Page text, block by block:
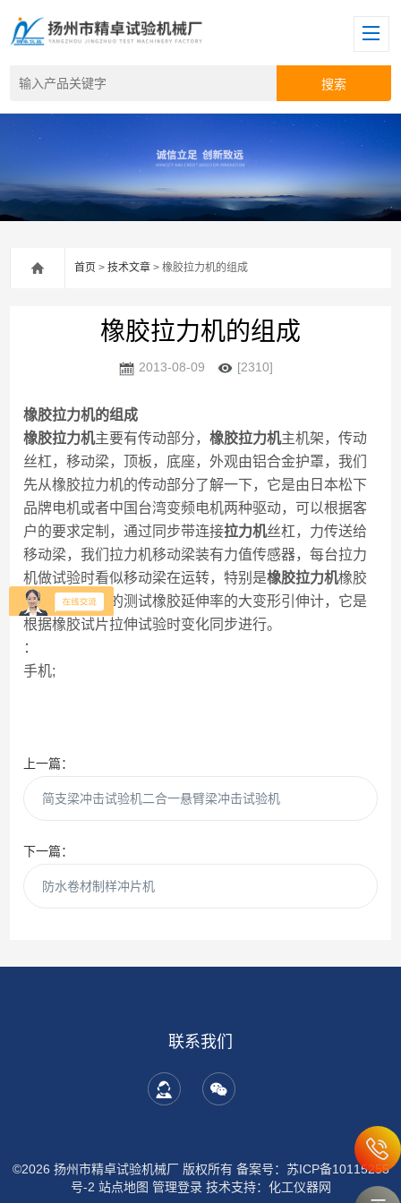
首页 >技术文章 > 橡胶拉力机的组成
橡胶拉力机的组成
2013-08-09 [2310]
橡胶拉力机的组成
橡胶拉力机主要有传动部分，橡胶拉力机主机架，传动
丝杠，移动梁，顶板，底座，外观由铝合金护罩，我们
先从橡胶拉力机的传动部分了解一下，它是由日本松下
品牌电机或者中国台湾变频电机两种驱动，可以根据客
户的要求定制，通过同步带连接拉力机丝杠，力传送给
移动梁，我们拉力机移动梁装有力值传感器，每台拉力
机做试验时看似移动梁在运转，特别是橡胶拉力机橡胶
试验时，我们的测试橡胶延伸率的大变形引伸计，它是
根据橡胶试片拉伸试验时变化同步进行。
：
手机;
上一篇：
简支梁冲击试验机二合一悬臂梁冲击试验机
下一篇：
防水卷材制样冲片机
联系我们
©2026 扬州市精卓试验机械厂 版权所有 备案号：苏ICP备10115255
号-2 站点地图 管理登录技术支持： 化工仪器网